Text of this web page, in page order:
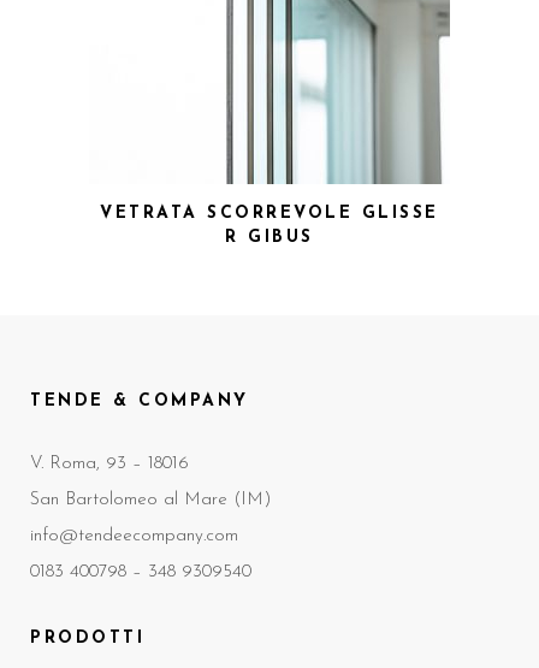
VETRATA SCORREVOLE GLISSE
R GIBUS
TENDE & COMPANY
V. Roma, 93 – 18016
San Bartolomeo al Mare (IM)
info@tendeecompany.com
0183 400798 – 348 9309540
PRODOTTI